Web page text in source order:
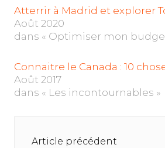
Atterrir à Madrid et explorer
Août 2020
dans « Optimiser mon
Connaitre le Canada : 10
Août 2017
dans « Les incontournables »
l’articleArticle précédent